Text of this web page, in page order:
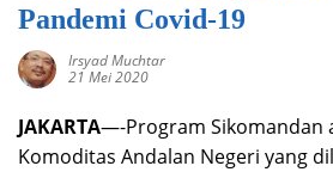
Pandemi Covid-19
Irsyad Muchtar
21 Mei 2020
JAKARTA—-Program Sikomandan
Komoditas Andalan Negeri yang